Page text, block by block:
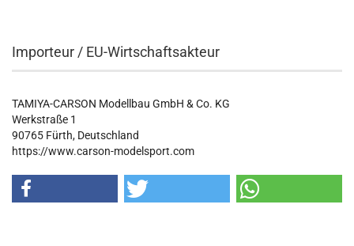
Importeur / EU-Wirtschaftsakteur
TAMIYA-CARSON Modellbau GmbH & Co. KG
Werkstraße 1
90765 Fürth, Deutschland
https://www.carson-modelsport.com